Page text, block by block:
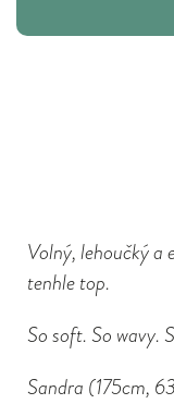
Volný, lehoučký a
tenhle top.
So soft. So wavy.
Sandra (175cm,